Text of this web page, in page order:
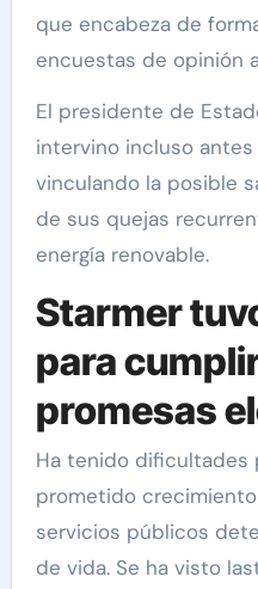
que encabeza de
encuestas de opinión
El presidente de
intervino incluso
vinculando la posible
de sus quejas
energía renovable.
Starmer
para
promesas
Ha tenido dificultades
prometido
servicios públicos
de vida. Se ha visto